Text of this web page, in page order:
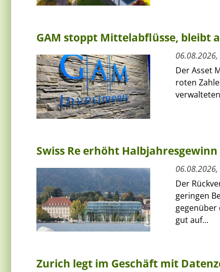
GAM stoppt Mittelabflüsse, bleibt
Der Asset
roten
Swiss Re erhöht
Der
geringen
gut auf...
Zurich legt im Geschäft mit